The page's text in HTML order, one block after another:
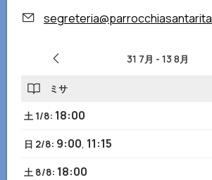
31 7月 - 13 8月
ミサ
土 1/8: 18:00
日 2/8: 9:00, 11:15
土 8/8: 18:00